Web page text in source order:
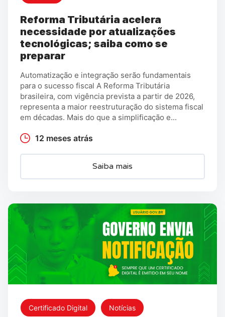
Reforma Tributária acelera
necessidade por atualizações
tecnológicas; saiba como se
preparar
Automatização e integração serão fundamentais
para o sucesso fiscal A Reforma Tributária
brasileira, com vigência prevista a partir de 2026,
representa a maior reestruturação do sistema fiscal
em décadas. Mais do que a simplificação e...
12 meses atrás
Saiba mais
Certificado Digital Notícias